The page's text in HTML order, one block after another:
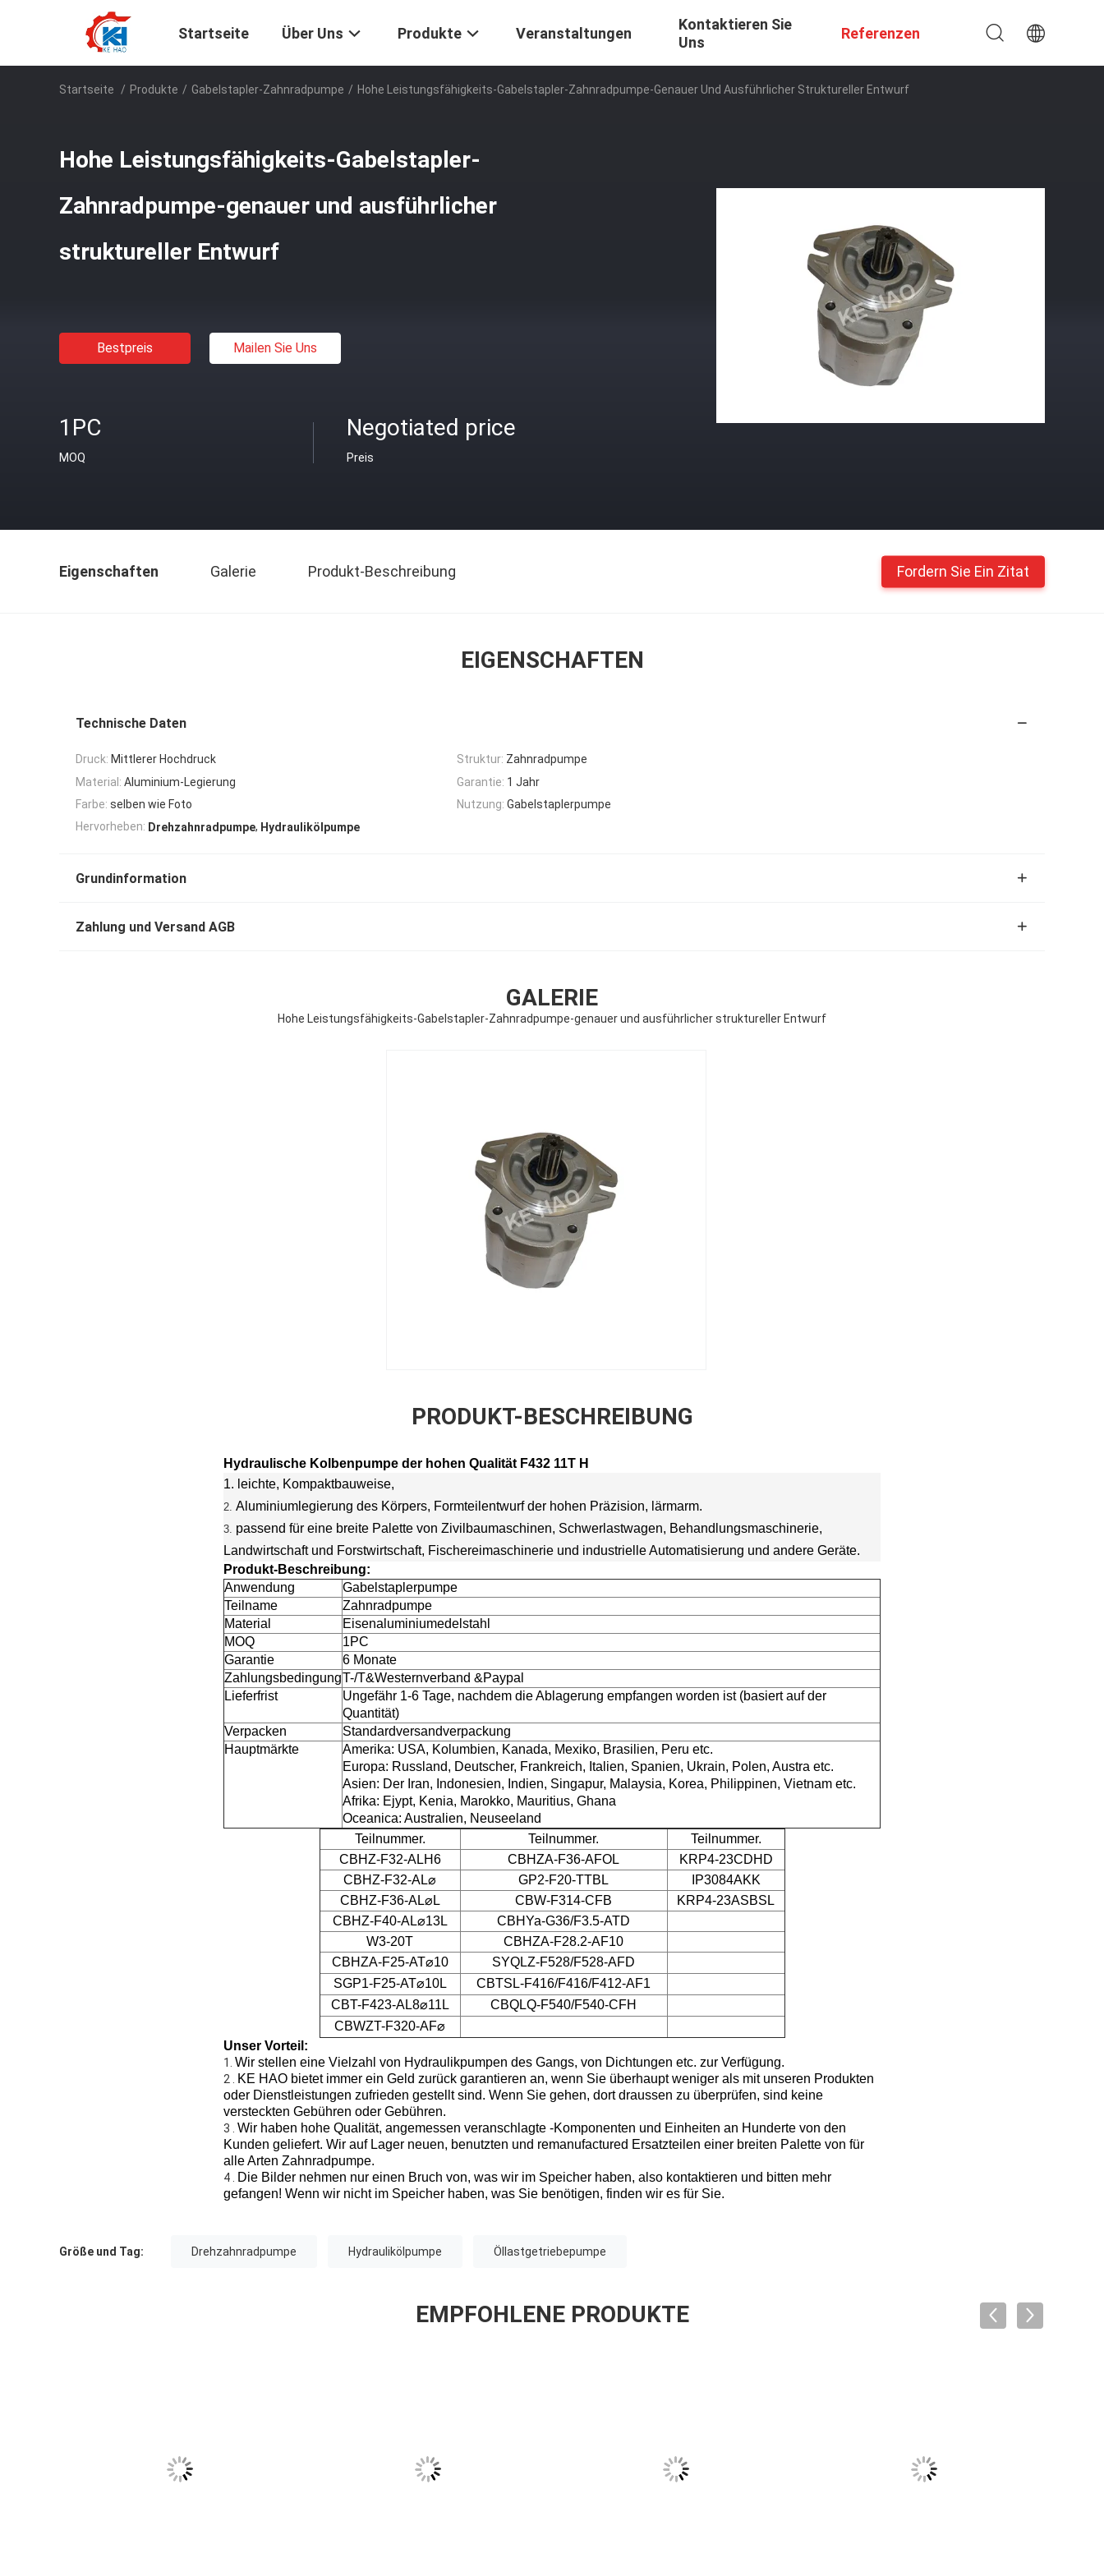
Startseite Über Uns Produkte Veranstaltungen
Kontaktieren Sie
Uns
Referenzen
Startseite / Produkte / Gabelstapler-Zahnradpumpe / Hohe Leistungsfähigkeits-Gabelstapler-Zahnradpumpe-Genauer Und Ausführlicher Struktureller Entwurf
Hohe Leistungsfähigkeits-Gabelstapler-
Zahnradpumpe-genauer und ausführlicher
struktureller Entwurf
Bestpreis Mailen Sie Uns
1PC
MOQ
Negotiated price
Preis
Eigenschaften Galerie Produkt-Beschreibung Fordern Sie Ein Zitat
EIGENSCHAFTEN
Technische Daten
Druck: Mittlerer Hochdruck Struktur: Zahnradpumpe
Material: Aluminium-Legierung Garantie: 1 Jahr
Farbe: selben wie Foto Nutzung: Gabelstaplerpumpe
Hervorheben: Drehzahnradpumpe, Hydraulikölpumpe
Grundinformation
Zahlung und Versand AGB
GALERIE
Hohe Leistungsfähigkeits-Gabelstapler-Zahnradpumpe-genauer und ausführlicher struktureller Entwurf
PRODUKT-BESCHREIBUNG
Hydraulische Kolbenpumpe der hohen Qualität F432 11T H
1. leichte, Kompaktbauweise,
2. Aluminiumlegierung des Körpers, Formteilentwurf der hohen Präzision, lärmarm.
3. passend für eine breite Palette von Zivilbaumaschinen, Schwerlastwagen, Behandlungsmaschinerie,
Landwirtschaft und Forstwirtschaft, Fischereimaschinerie und industrielle Automatisierung und andere Geräte.
Produkt-Beschreibung:
Anwendung
Gabelstaplerpumpe
Teilname
Zahnradpumpe
Material
Eisenaluminiumedelstahl
MOQ
1PC
Garantie
6 Monate
ZahlungsbedingungT-/T&Westernverband &Paypal
Lieferfrist
Ungefähr 1-6 Tage, nachdem die Ablagerung empfangen worden ist (basiert auf der
Quantität)
Verpacken
Standardversandverpackung
Hauptmärkte
Amerika: USA, Kolumbien, Kanada, Mexiko, Brasilien, Peru etc.
Europa: Russland, Deutscher, Frankreich, Italien, Spanien, Ukrain, Polen, Austra etc.
Asien: Der Iran, Indonesien, Indien, Singapur, Malaysia, Korea, Philippinen, Vietnam etc.
Afrika: Ejypt, Kenia, Marokko, Mauritius, Ghana
Oceanica: Australien, Neuseeland
Teilnummer.
Teilnummer.
Teilnummer.
CBHZ-F32-ALH6
CBHZA-F36-AFOL
KRP4-23CDHD
CBHZ-F32-AL⌀
GP2-F20-TTBL
IP3084AKK
CBHZ-F36-AL⌀L
CBW-F314-CFB
KRP4-23ASBSL
CBHZ-F40-AL⌀13L
CBHYa-G36/F3.5-ATD
W3-20T
CBHZA-F28.2-AF10
CBHZA-F25-AT⌀10
SYQLZ-F528/F528-AFD
SGP1-F25-AT⌀10L
CBTSL-F416/F416/F412-AF1
CBT-F423-AL8⌀11L
CBQLQ-F540/F540-CFH
CBWZT-F320-AF⌀
Unser Vorteil:
1. Wir stellen eine Vielzahl von Hydraulikpumpen des Gangs, von Dichtungen etc. zur Verfügung.
2 .
KE HAO bietet immer ein Geld zurück garantieren an, wenn Sie überhaupt weniger als mit unseren Produkten
oder Dienstleistungen zufrieden gestellt sind. Wenn Sie gehen, dort draussen zu überprüfen, sind keine
versteckten Gebühren oder Gebühren.
3 . Wir haben hohe Qualität, angemessen veranschlagte -Komponenten und Einheiten an Hunderte von den
Kunden geliefert. Wir auf Lager neuen, benutzten und remanufactured Ersatzteilen einer breiten Palette von für
alle Arten Zahnradpumpe.
4 .
Die Bilder nehmen nur einen Bruch von, was wir im Speicher haben, also kontaktieren und bitten mehr
gefangen! Wenn wir nicht im Speicher haben, was Sie benötigen, finden wir es für Sie.
Größe und Tag: Drehzahnradpumpe Hydraulikölpumpe Öllastgetriebepumpe
EMPFOHLENE PRODUKTE